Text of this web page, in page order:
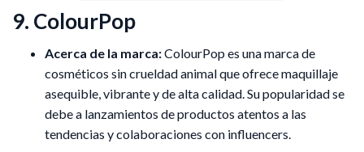
9. ColourPop
Acerca de la marca:ColourPop es una marca de
cosméticos sin crueldad animal que ofrece maquillaje
asequible, vibrante y de alta calidad. Su popularidad se
debe a lanzamientos de productos atentos a las
tendencias y colaboraciones con influencers.